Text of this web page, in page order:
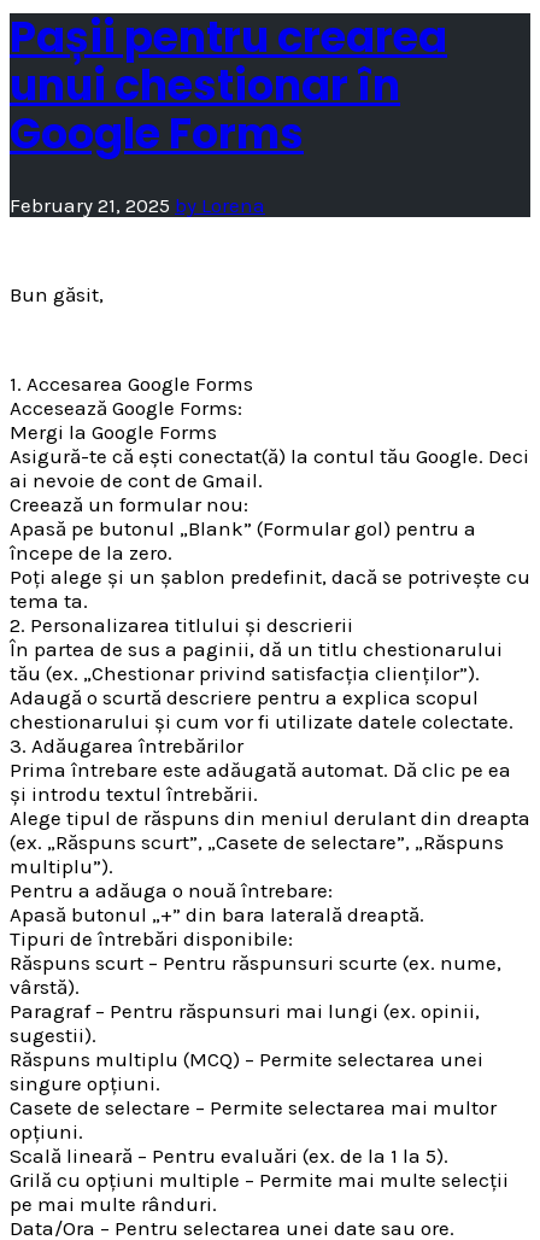
Pașii pentru crearea
unui chestionar în
Google Forms
February 21, 2025 by Lorena
Bun găsit,
1. Accesarea Google Forms
Accesează Google Forms:
Mergi la Google Forms
Asigură-te că ești conectat(ă) la contul tău Google. Deci
ai nevoie de cont de Gmail.
Creează un formular nou:
Apasă pe butonul „Blank” (Formular gol) pentru a
începe de la zero.
Poți alege și un șablon predefinit, dacă se potrivește cu
tema ta.
2. Personalizarea titlului și descrierii
În partea de sus a paginii, dă un titlu chestionarului
tău (ex. „Chestionar privind satisfacția clienților”).
Adaugă o scurtă descriere pentru a explica scopul
chestionarului și cum vor fi utilizate datele colectate.
3. Adăugarea întrebărilor
Prima întrebare este adăugată automat. Dă clic pe ea
și introdu textul întrebării.
Alege tipul de răspuns din meniul derulant din dreapta
(ex. „Răspuns scurt”, „Casete de selectare”, „Răspuns
multiplu”).
Pentru a adăuga o nouă întrebare:
Apasă butonul „+” din bara laterală dreaptă.
Tipuri de întrebări disponibile:
Răspuns scurt – Pentru răspunsuri scurte (ex. nume,
vârstă).
Paragraf – Pentru răspunsuri mai lungi (ex. opinii,
sugestii).
Răspuns multiplu (MCQ) – Permite selectarea unei
singure opțiuni.
Casete de selectare – Permite selectarea mai multor
opțiuni.
Scală lineară – Pentru evaluări (ex. de la 1 la 5).
Grilă cu opțiuni multiple – Permite mai multe selecții
pe mai multe rânduri.
Data/Ora – Pentru selectarea unei date sau ore.